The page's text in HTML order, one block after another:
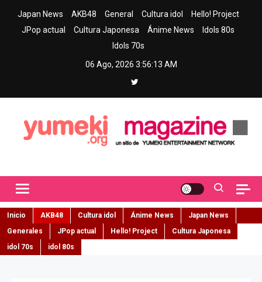
Japan News AKB48 General Cultura idol
Hello! Project
JPop actual
Cultura Japonesa Ánime News
Idols 80s
Idols 70s
06 Ago, 2026 3:56:15 AM
Inicio AKB48 Cultura idol Ánime News
Japan News
Generales
JPop actual Hello! Project
Cultura Japonesa
idol 70s
idol 80s